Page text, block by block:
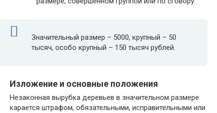
Значительный размер – 5000, крупный – 50
тысяч, особо крупный – 150 тысяч рублей.
Изложение и основные положения
Незаконная вырубка деревьев в значительном размере
карается штрафом, обязательными, исправительными или